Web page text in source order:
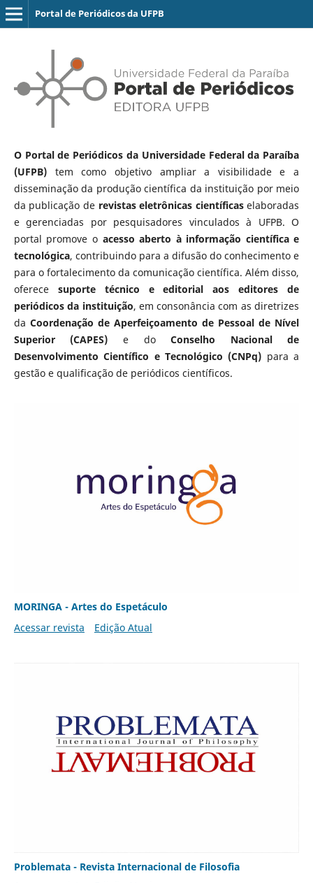
Portal de Periódicos da UFPB
O Portal de Periódicos da Universidade Federal da Paraíba
(UFPB)tem como objetivo ampliar a visibilidade e a
disseminação da produção científica da instituição por meio
da publicação de revistas eletrônicas científicaselaboradas
e gerenciadas por pesquisadores vinculados à UFPB. O
portal promove o acesso aberto à informação científica e
tecnológica, contribuindo para a difusão do conhecimento e
para o fortalecimento da comunicação científica. Além disso,
oferece suporte técnico e editorial aos editores de
periódicos da instituição, em consonância com as diretrizes
da Coordenação de Aperfeiçoamento de Pessoal de Nível
Superior (CAPES) e doConselho Nacional de
Desenvolvimento Científico e Tecnológico (CNPq) para a
gestão e qualificação de periódicos científicos.
MORINGA - Artes do Espetáculo
Acessar revista
Edição Atual
Problemata - Revista Internacional de Filosofia